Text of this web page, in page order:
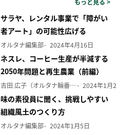
サラヤ、レンタル事業で「障がい
者アート」の可能性広げる
オルタナ編集部 2024年4月16日
ネスレ、コーヒー生産が半減する
2050年問題と再生農業（前編）
吉田 広子（オルタナ輪番編集長） 2024年1月29日
味の素役員に聞く、挑戦しやすい
組織風土のつくり方
オルタナ編集部 2024年1月5日